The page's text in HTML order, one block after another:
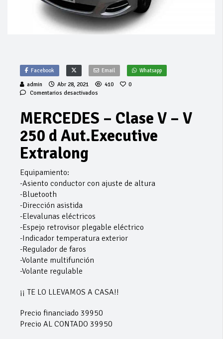
Facebook Email Whatsapp
admin Abr 28, 2021 410
0
Comentarios desactivados
Clase
–
V
MERCEDES – Clase V – V
250 d Aut.Executive
Extralong
Equipamiento:
-Asiento conductor con ajuste de altura
-Bluetooth
-Dirección asistida
-Elevalunas eléctricos
-Espejo retrovisor plegable eléctrico
-Indicador temperatura exterior
-Regulador de faros
-Volante multifunción
-Volante regulable
¡¡ TE LO LLEVAMOS A CASA!!
Precio financiado 39950
Precio AL CONTADO 39950